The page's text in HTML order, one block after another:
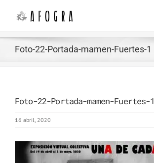
contenido
Foto-22-Portada-mamen-Fuertes-1
Foto-22-Portada-mamen-Fuertes-1
16 abril, 2020